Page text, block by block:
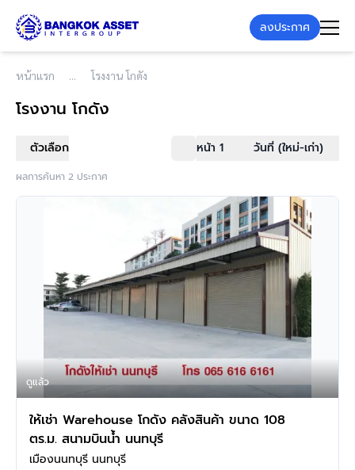
ลงประกาศ
หน้าแรก โรงงาน โกดัง
โรงงาน โกดัง
ตัวเลือก หน้า 1 วันที่ (ใหม่-เก่า)
ผลการค้นหา 2 ประกาศ
ดูแล้ว
ให้เช่า Warehouse โกดัง คลังสินค้า ขนาด 108
ตร.ม. สนามบินน้ำ นนทบุรี
เมืองนนทบุรี นนทบุรี